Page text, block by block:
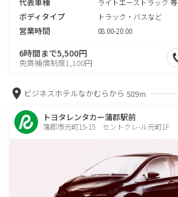
ライトエーストラック 等
ボディタイプ トラック・バスなど
営業時間 08:00-20:00
6時間まで5,500円
免責補償制度1,100円
ビジネスホテルなかむらから 589m
トヨタレンタカー蒲郡駅前
蒲郡市元町15-15 セントクレ-ル元町1F